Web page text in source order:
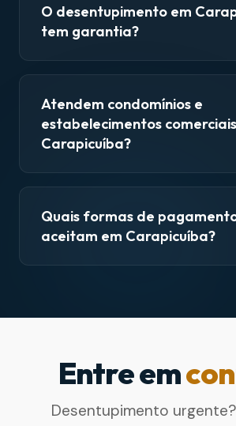
O desentupimento em
tem garantia?
Atendem condomínios e
estabelecimentos
Carapicuíba?
Quais formas de
aceitam em Carapicuíba?
Entre em
Desentupimento